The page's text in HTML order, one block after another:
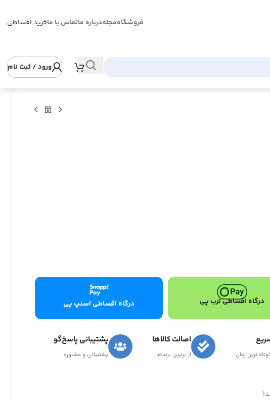
فروشگاهمجلهدرباره ماتماس با ماخرید اقساطی
ورود / ثبت نام
درگاه اقساطی ترب پی درگاه اقساطی اسنپ پی
ترین زمان
اصالت کالاها
از برترین برندها
پشتیبانی پاسخ‌گو
پشتیبانی و مشاوره